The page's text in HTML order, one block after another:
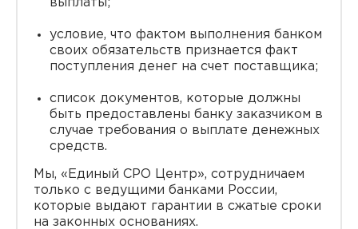
выплаты;
условие, что фактом выполнения банком
своих обязательств признается факт
поступления денег на счет поставщика;
список документов, которые должны
быть предоставлены банку заказчиком в
случае требования о выплате денежных
средств.
Мы, «Единый СРО Центр», сотрудничаем
только с ведущими банками России,
которые выдают гарантии в сжатые сроки
на законных основаниях.